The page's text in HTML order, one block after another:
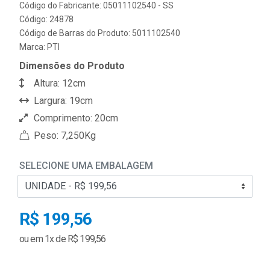
Código do Fabricante: 05011102540 - SS
Código: 24878
Código de Barras do Produto: 5011102540
Marca: PTI
Dimensões do Produto
Altura: 12cm
Largura: 19cm
Comprimento: 20cm
Peso: 7,250Kg
SELECIONE UMA EMBALAGEM
R$ 199,56
ou em 1x de R$ 199,56